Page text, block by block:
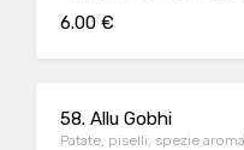
6.00 €
58. Allu Gobhi
Patate, piselli, spezie